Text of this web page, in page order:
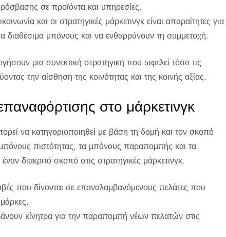
σε προϊόντα και υπηρεσίες.
και οι στρατηγικές μάρκετινγκ είναι απαραίτητες για
διαθέσιμα μπόνους και να ενθαρρύνουν τη συμμετοχή.
μια συνεκτική στρατηγική που ωφελεί τόσο τις
την αίσθηση της κοινότητας και της κοινής αξίας.
στο μάρκετινγκ
να κατηγοριοποιηθεί με βάση τη δομή και τον σκοπό
πιστότητας, τα μπόνους παραπομπής και τα
διακριτό σκοπό στις στρατηγικές μάρκετινγκ.
που δίνονται σε επαναλαμβανόμενους πελάτες που
κίνητρα για την παραπομπή νέων πελατών στις